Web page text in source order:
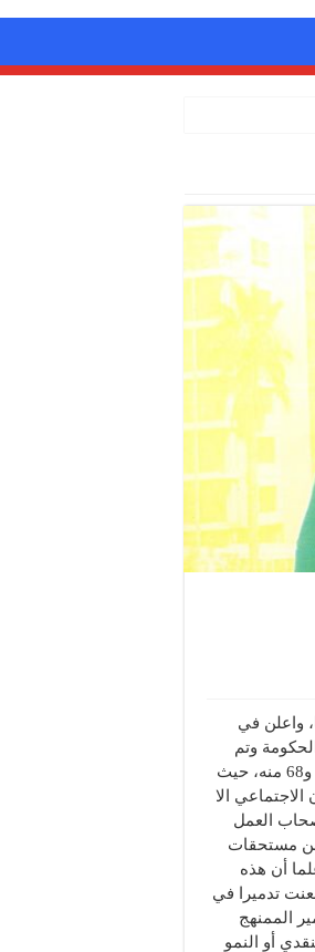
واعلن في
العامة للعام 2017 والذي أقرته الحكومة وتم
تمرير مواد قانونية فيه تهدد استقرار الضمان الاجتماعي في لبنان، لا سيما المادتين 54 و68 منه، حيث
الاجتماعي الا
العمل
سداد جزء بسيط من مستحقات
أن هذه
تدميرا في
الممنهج
أو النمو